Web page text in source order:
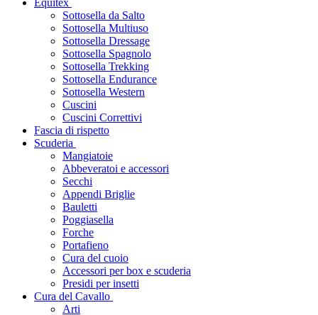
Equitex
Sottosella da Salto
Sottosella Multiuso
Sottosella Dressage
Sottosella Spagnolo
Sottosella Trekking
Sottosella Endurance
Sottosella Western
Cuscini
Cuscini Correttivi
Fascia di rispetto
Scuderia
Mangiatoie
Abbeveratoi e accessori
Secchi
Appendi Briglie
Bauletti
Poggiasella
Forche
Portafieno
Cura del cuoio
Accessori per box e scuderia
Presidi per insetti
Cura del Cavallo
Arti